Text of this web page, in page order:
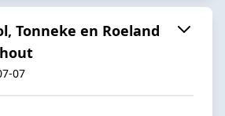
Tonneke en Roeland
07